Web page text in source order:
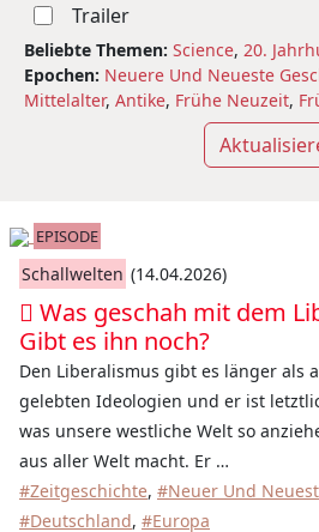
Trailer
Beliebte Themen: Science, 20.
Epochen: Neuere Und Neueste
Mittelalter, Antike, Frühe Neuzeit,
EPISODE
Schallwelten (14.04.2026)
Was geschah mit dem
Gibt es ihn noch?
Den Liberalismus gibt es länger als
gelebten Ideologien und er ist
was unsere westliche Welt so
aus aller Welt macht. Er …
#Zeitgeschichte, #Neuer Und
#Deutschland, #Europa